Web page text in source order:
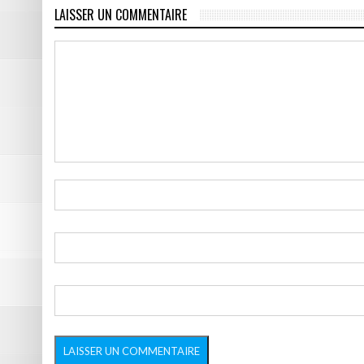
LAISSER UN COMMENTAIRE